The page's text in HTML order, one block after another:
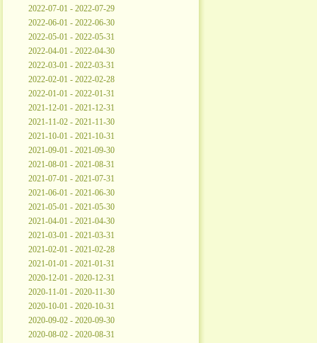
2022-07-01 - 2022-07-29
2022-06-01 - 2022-06-30
2022-05-01 - 2022-05-31
2022-04-01 - 2022-04-30
2022-03-01 - 2022-03-31
2022-02-01 - 2022-02-28
2022-01-01 - 2022-01-31
2021-12-01 - 2021-12-31
2021-11-02 - 2021-11-30
2021-10-01 - 2021-10-31
2021-09-01 - 2021-09-30
2021-08-01 - 2021-08-31
2021-07-01 - 2021-07-31
2021-06-01 - 2021-06-30
2021-05-01 - 2021-05-30
2021-04-01 - 2021-04-30
2021-03-01 - 2021-03-31
2021-02-01 - 2021-02-28
2021-01-01 - 2021-01-31
2020-12-01 - 2020-12-31
2020-11-01 - 2020-11-30
2020-10-01 - 2020-10-31
2020-09-02 - 2020-09-30
2020-08-02 - 2020-08-31